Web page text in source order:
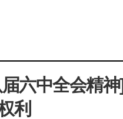
六中全会精
利